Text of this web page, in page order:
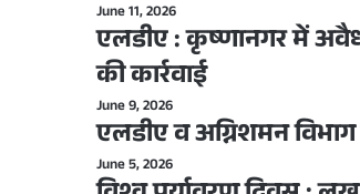
June 11, 2026
एलडीए : कृष्णानगर में
की कार्रवाई
June 9, 2026
एलडीए व अग्निशमन
June 5, 2026